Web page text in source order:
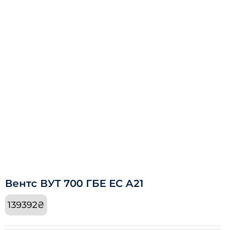
Вентс ВУТ 700 ГБЕ ЕС А21
139392₴